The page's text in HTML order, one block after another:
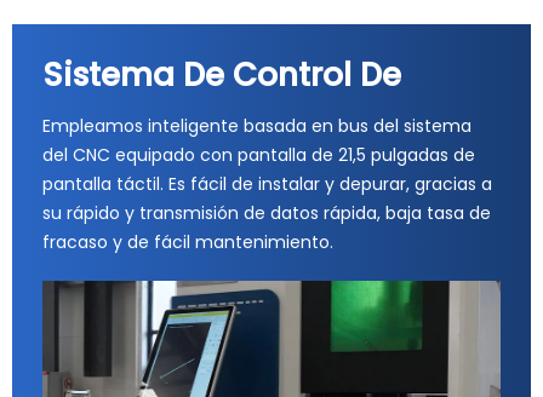
Sistema De Control De
Empleamos inteligente basada en bus del sistema
del CNC equipado con pantalla de 21,5 pulgadas de
pantalla táctil. Es fácil de instalar y depurar, gracias a
su rápido y transmisión de datos rápida, baja tasa de
fracaso y de fácil mantenimiento.